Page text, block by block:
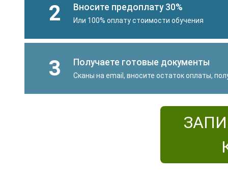
2 Вносите предоплату 30%
Или 100% оплату стоимости обучения
3 Получаете готовые документы
Сканы на email, вносите остаток оплаты,